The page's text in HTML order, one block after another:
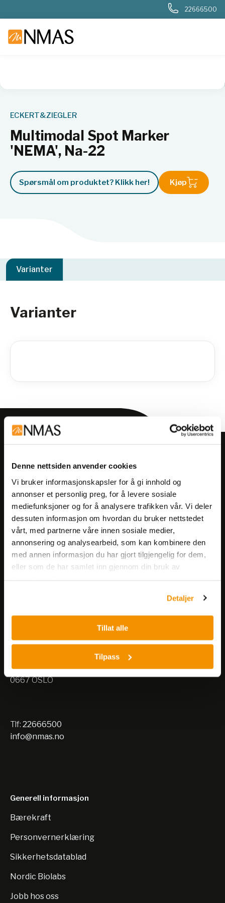
Denne nettsiden anvender cookies
Vi bruker informasjonskapsler for å gi innhold og
annonser et personlig preg, for å levere sosiale
mediefunksjoner og for å analysere trafikken vår. Vi deler
dessuten informasjon om hvordan du bruker nettstedet
vårt, med partnerne våre innen sosiale medier,
annonsering og analysearbeid, som kan kombinere den
med annen informasjon du har gjort tilgjengelig for dem,
eller som de har samlet inn gjennom din bruk av
Detaljer
Tillat alle
Tilpass
22666500
Nukleær, strålevern, beredskap,
ECKERT&ZIEGLER
Multimodal Spot Marker
'NEMA', Na-22
Spørsmål om produktet? Klikk her! Kjøp
Varianter
Varianter
Få informasjon om produkter,
arrangementer og kampanjer.
Meld på nyhetsbrev
Besøksadresse:
0667 OSLO
Nils Hansens vei 10
0667 OSLO
Tlf: 22666500
info@nmas.no
Generell informasjon
Bærekraft
Personvernerklæring
Sikkerhetsdatablad
Nordic Biolabs
Jobb hos oss